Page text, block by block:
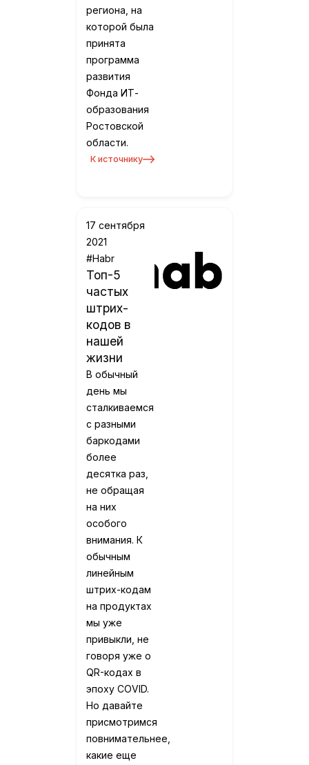
региона, на
которой была
принята
программа
развития
Фонда ИТ-
образования
Ростовской
области.
К источнику
17 сентября
2021
#Habr
Топ-5
частых
штрих-
кодов в
нашей
жизни
В обычный
день мы
сталкиваемся
с разными
баркодами
более
десятка раз,
не обращая
на них
особого
внимания. К
обычным
линейным
штрих-кодам
на продуктах
мы уже
привыкли, не
говоря уже о
QR-кодах в
эпоху COVID.
Но давайте
присмотримся
повнимательнее,
какие еще